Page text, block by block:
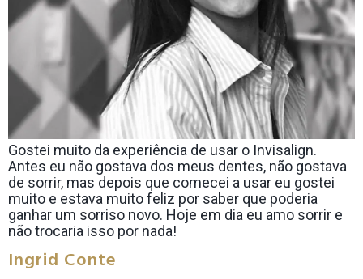
Gostei muito da experiência de usar o Invisalign.
Antes eu não gostava dos meus dentes, não gostava
de sorrir, mas depois que comecei a usar eu gostei
muito e estava muito feliz por saber que poderia
ganhar um sorriso novo. Hoje em dia eu amo sorrir e
não trocaria isso por nada!
Ingrid Conte